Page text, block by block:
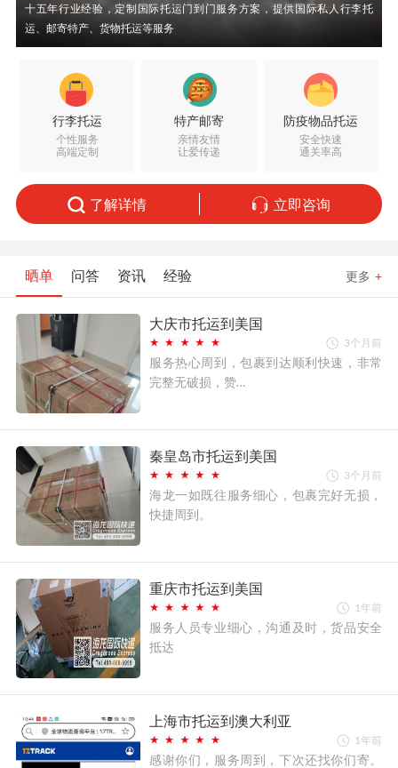
十五年行业经验，定制国际托运门到门服务方案，提供国际私人行李托
运、邮寄特产、货物托运等服务
行李托运
个性服务
高端定制
特产邮寄
亲情友情
让爱传递
防疫物品托运
安全快速
通关率高
了解详情 立即咨询
晒单 问答 资讯 经验 更多 +
大庆市托运到美国
3个月前
服务热心周到，包裹到达顺利快速，非常
完整无破损，赞…
秦皇岛市托运到美国
3个月前
海龙一如既往服务细心，包裹完好无损，
快捷周到。
重庆市托运到美国
1年前
服务人员专业细心，沟通及时，货品安全
抵达
上海市托运到澳大利亚
1年前
感谢你们，服务周到，下次还找你们寄。